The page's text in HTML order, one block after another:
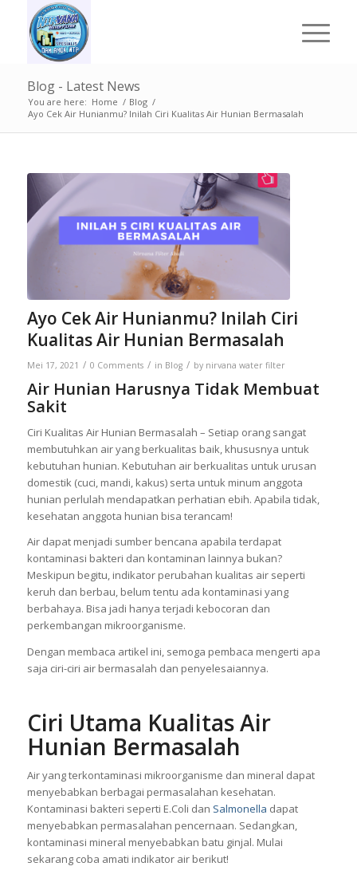
Blog - Latest News
You are here: Home / Blog /
Ayo Cek Air Hunianmu? Inilah Ciri Kualitas Air Hunian Bermasalah
Ayo Cek Air Hunianmu? Inilah Ciri
Kualitas Air Hunian Bermasalah
Mei 17, 2021 / 0 Comments / in Blog / by nirvana water filter
Air Hunian Harusnya Tidak Membuat
Sakit
Ciri Kualitas Air Hunian Bermasalah – Setiap orang sangat
membutuhkan air yang berkualitas baik, khususnya untuk
kebutuhan hunian. Kebutuhan air berkualitas untuk urusan
domestik (cuci, mandi, kakus) serta untuk minum anggota
hunian perlulah mendapatkan perhatian ebih. Apabila tidak,
kesehatan anggota hunian bisa terancam!
Air dapat menjadi sumber bencana apabila terdapat
kontaminasi bakteri dan kontaminan lainnya bukan?
Meskipun begitu, indikator perubahan kualitas air seperti
keruh dan berbau, belum tentu ada kontaminasi yang
berbahaya. Bisa jadi hanya terjadi kebocoran dan
perkembangan mikroorganisme.
Dengan membaca artikel ini, semoga pembaca mengerti apa
saja ciri-ciri air bermasalah dan penyelesaiannya.
Ciri Utama Kualitas Air
Hunian Bermasalah
Air yang terkontaminasi mikroorganisme dan mineral dapat
menyebabkan berbagai permasalahan kesehatan.
Kontaminasi bakteri seperti E.Coli dan Salmonella dapat
menyebabkan permasalahan pencernaan. Sedangkan,
kontaminasi mineral menyebabkan batu ginjal. Mulai
sekarang coba amati indikator air berikut!